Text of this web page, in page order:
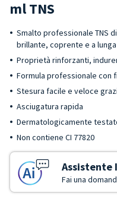
ml TNS
Smalto professionale TNS
brillante, coprente e a
Proprietà rinforzanti,
Formula professionale con
Stesura facile e veloce
Asciugatura rapida
Dermatologicamente
Non contiene CI 77820
Fai una